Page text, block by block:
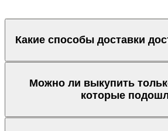
Какие способы доставки
Можно ли выкупить
которые